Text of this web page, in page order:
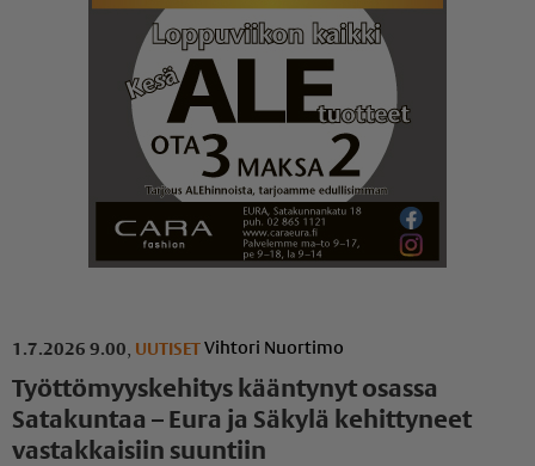
1.7.2026 9.00, UUTISET Vihtori Nuortimo
Työttö­myys­ke­hitys kääntynyt osassa
Satakuntaa – Eura ja Säkylä kehittyneet
vastakkaisiin suuntiin